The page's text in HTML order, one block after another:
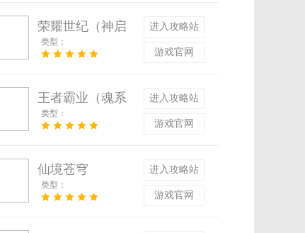
荣耀世纪（神启
高爆专属）
类型：
进入攻略站
游戏官网
王者霸业（魂系
专属六职业）
类型：
进入攻略站
游戏官网
仙境苍穹
类型：
进入攻略站
游戏官网